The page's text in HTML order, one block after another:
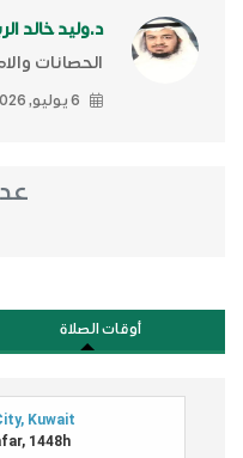
د.وليد خالد
الحصانات
6 يوليو, 2026
أوقات الصلاة